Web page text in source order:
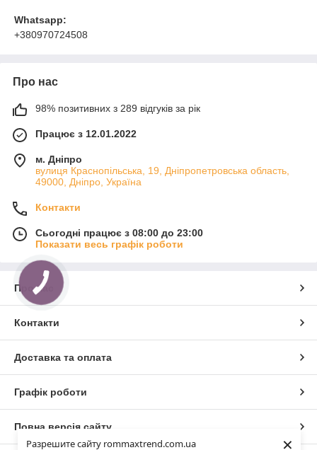
Разрешите сайту rommaxtrend.com.ua ×
Whatsapp:
+380970724508
Про нас
98% позитивних з 289 відгуків за рік
Працює з 12.01.2022
м. Дніпро
вулиця Краснопільська, 19, Дніпропетровська область,
49000, Дніпро, Україна
Контакти
Сьогодні працює з 08:00 до 23:00
Показати весь графік роботи
Про нас
Контакти
Доставка та оплата
Графік роботи
Повна версія сайту